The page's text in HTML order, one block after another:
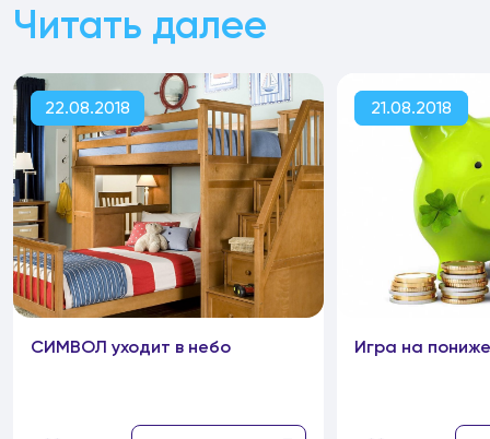
Читать далее
22.08.2018
СИМВОЛ уходит в небо
21.08.2018
Игра на